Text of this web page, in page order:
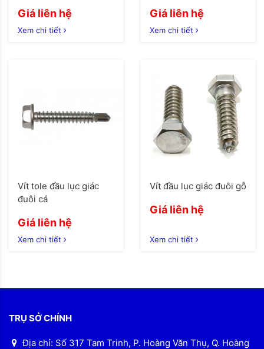
Giá liên hệ
Xem chi tiết
Giá liên hệ
Xem chi tiết
Vít tole đầu lục giác
đuôi cá
Giá liên hệ
Xem chi tiết
Vít đầu lục giác đuôi gỗ
Giá liên hệ
Xem chi tiết
TRỤ SỞ CHÍNH
Địa chỉ: Số 317 Tam Trinh, P. Hoàng Văn Thụ, Q. Hoàng